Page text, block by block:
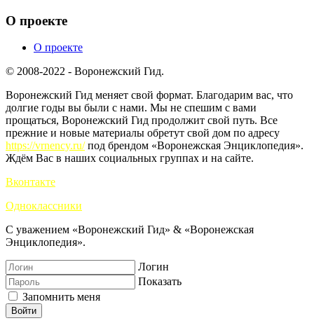
О проекте
О проекте
© 2008-2022 - Воронежский Гид.
Воронежский Гид меняет свой формат. Благодарим вас, что
долгие годы вы были с нами. Мы не спешим с вами
прощаться, Воронежский Гид продолжит свой путь. Все
прежние и новые материалы обретут свой дом по адресу
https://vrnency.ru/под брендом «Воронежская Энциклопедия».
Ждём Вас в наших социальных группах и на сайте.
Вконтакте
Одноклассники
С уважением «Воронежский Гид» & «Воронежская
Энциклопедия».
Логин
Показать
Запомнить меня
Войти